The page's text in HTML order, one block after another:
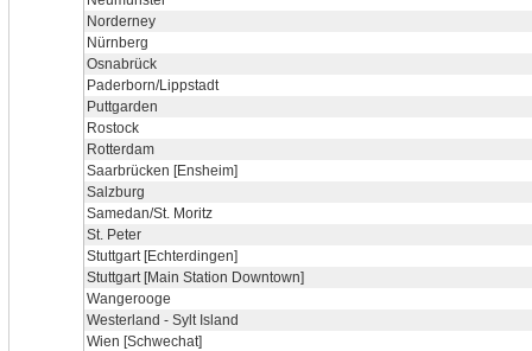
Norderney
Nürnberg
Osnabrück
Paderborn/Lippstadt
Puttgarden
Rostock
Rotterdam
Saarbrücken [Ensheim]
Salzburg
Samedan/St. Moritz
St. Peter
Stuttgart [Echterdingen]
Stuttgart [Main Station Downtown]
Wangerooge
Westerland - Sylt Island
Wien [Schwechat]